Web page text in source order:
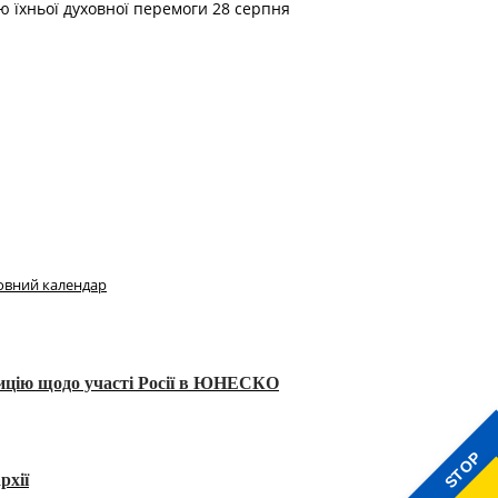
STOP
їхньої духовної перемоги 28 серпня
календар
щодо участі Росії в ЮНЕСКО